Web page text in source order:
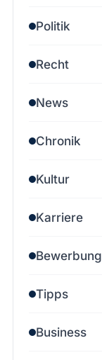
Politik
Recht
News
Chronik
Kultur
Karriere
Bewerbung
Tipps
Business